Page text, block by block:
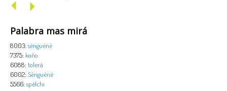
Palabra mas mirá
8003: sènguènè
7375: koño
6088: tolerá
6002: Sènguènè
5566: spèlchi